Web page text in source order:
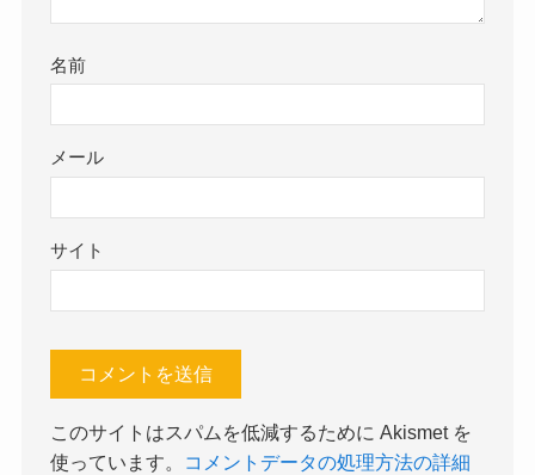
名前
メール
サイト
このサイトはスパムを低減するために Akismet を
使っています。
コメントデータの処理方法の詳細